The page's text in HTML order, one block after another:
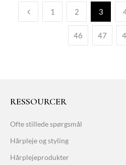
1 2 3
46 47
RESSOURCER
Ofte stillede spørgsmål
Hårpleje og styling
Hårplejeprodukter